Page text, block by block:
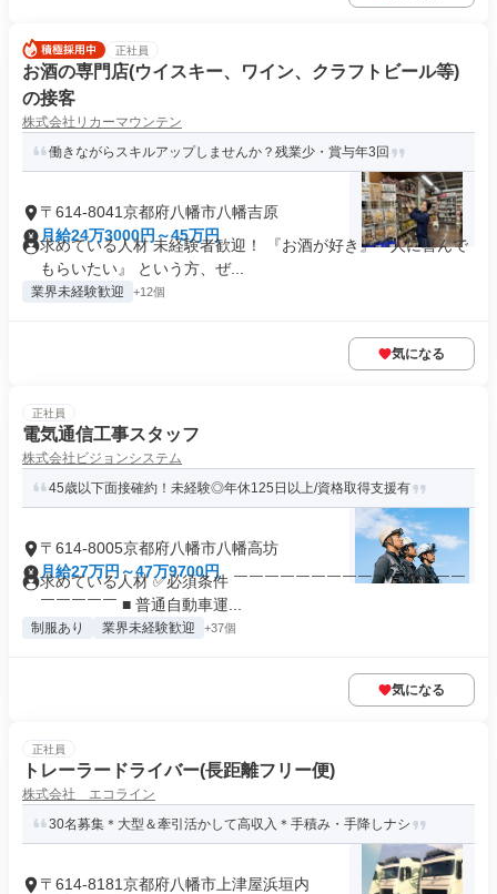
正社員
お酒の専門店(ウイスキー、ワイン、クラフトビール等)
の接客
株式会社リカーマウンテン
働きながらスキルアップしませんか？残業少・賞与年3回
〒614-8041京都府八幡市八幡吉原
月給24万3000円～45万円
求めている人材 未経験者歓迎！ 『お酒が好き』『人に喜んで
もらいたい』 という方、ぜ...
業界未経験歓迎 +12個
気になる
正社員
電気通信工事スタッフ
株式会社ビジョンシステム
45歳以下面接確約！未経験◎年休125日以上/資格取得支援有
〒614-8005京都府八幡市八幡高坊
月給27万円～47万9700円
求めている人材 ✅必須条件 ￣￣￣￣￣￣￣￣￣￣￣￣￣￣￣
￣￣￣￣￣ ■ 普通自動車運...
制服あり 業界未経験歓迎 +37個
気になる
正社員
トレーラードライバー(長距離フリー便)
株式会社 エコライン
30名募集＊大型＆牽引活かして高収入＊手積み・手降しナシ
〒614-8181京都府八幡市上津屋浜垣内